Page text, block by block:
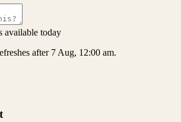
available today
after 7 Aug, 12:00 am.